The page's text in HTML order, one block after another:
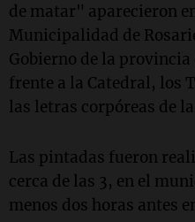
de matar" aparecieron
Municipalidad de
Gobierno de la provincia
frente a la Catedral, los
las letras corpóreas de
Las pintadas fueron
cerca de las 3, en el
menos dos horas antes